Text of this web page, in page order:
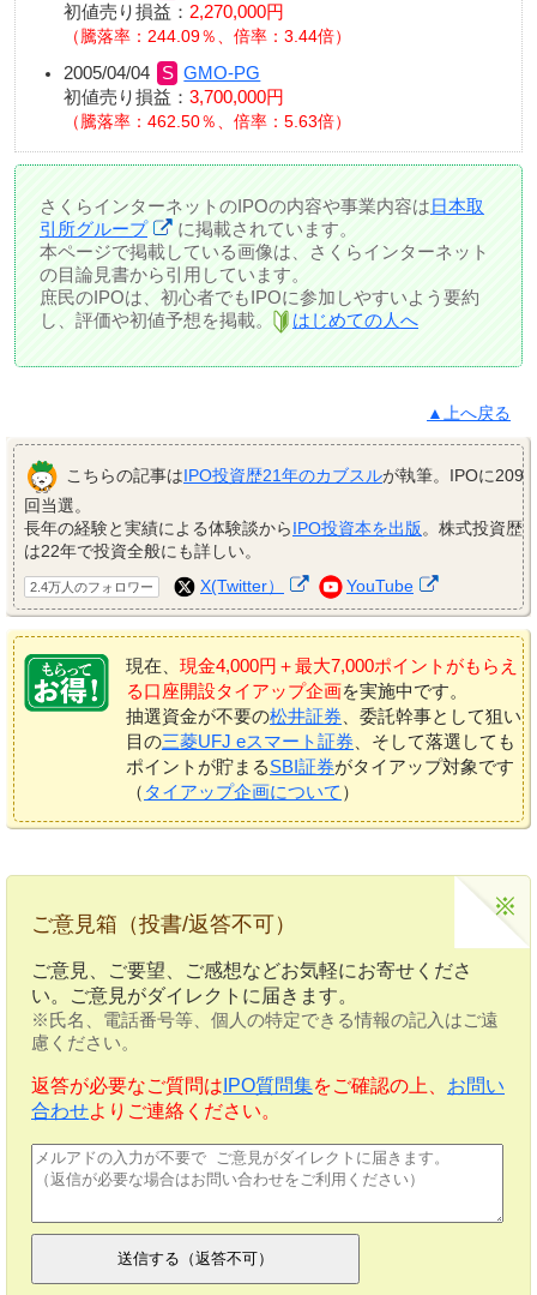
初値売り損益： 2,270,000円
騰落率：244.09％、倍率：3.44倍
2005/04/04
GMO-PG
初値売り損益： 3,700,000円
騰落率：462.50％、倍率：5.63倍
さくらインターネットのIPOの内容や事業内容は日本取
引所グループ
に掲載されています。
本ページで掲載している画像は、さくらインターネット
の目論見書から引用しています。
庶民のIPOは、初心者でもIPOに参加しやすいよう要約
し、評価や初値予想を掲載。
はじめての人へ
▲上へ戻る
こちらの記事はIPO投資歴21年のカブスルが執筆。IPOに209
回当選。
長年の経験と実績による体験談からIPO投資本を出版。株式投資歴
は22年で投資全般にも詳しい。
2.4万人のフォロワー X(Twitter） YouTube
現在、 現金4,000円＋最大7,000ポイントがもらえ
る口座開設タイアップ企画を実施中です。
抽選資金が不要の松井証券 、委託幹事として狙い
目の三菱UFJ eスマート証券 、そして落選しても
ポイントが貯まるSBI証券がタイアップ対象です
（ タイアップ企画について ）
ご意見箱（投書/返答不可）
ご意見、ご要望、ご感想などお気軽にお寄せくださ
い。ご意見がダイレクトに届きます。
※氏名、電話番号等、個人の特定できる情報の記入はご遠
慮ください。
返答が必要なご質問は IPO質問集をご確認の上、 お問い
合わせよりご連絡ください。